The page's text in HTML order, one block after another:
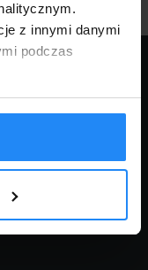
z innymi danymi
podczas
332 14 04
038 425
038 426
753 588